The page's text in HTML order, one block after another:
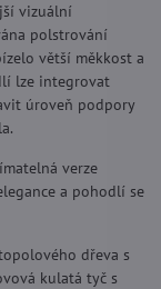
vizuální
polstrování
větší měkkost a
lze integrovat
úroveň podpory
verze
a pohodlí se
dřeva s
kulatá tyč s